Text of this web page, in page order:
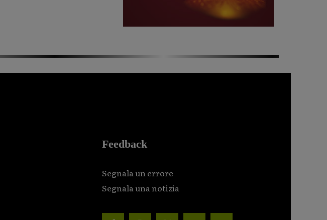
Feedback
Segnala un errore
Segnala una notizia